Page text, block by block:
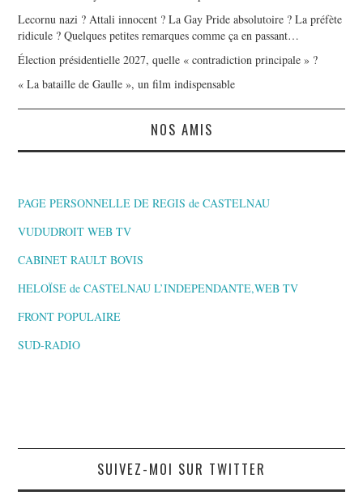
Lecornu nazi ? Attali innocent ? La Gay Pride absolutoire ? La préfète
ridicule ? Quelques petites remarques comme ça en passant…
Élection présidentielle 2027, quelle « contradiction principale » ?
« La bataille de Gaulle », un film indispensable
NOS AMIS
PAGE PERSONNELLE DE REGIS de CASTELNAU
VUDUDROIT WEB TV
CABINET RAULT BOVIS
HELOÏSE de CASTELNAU L’INDEPENDANTE,WEB TV
FRONT POPULAIRE
SUD-RADIO
SUIVEZ-MOI SUR TWITTER